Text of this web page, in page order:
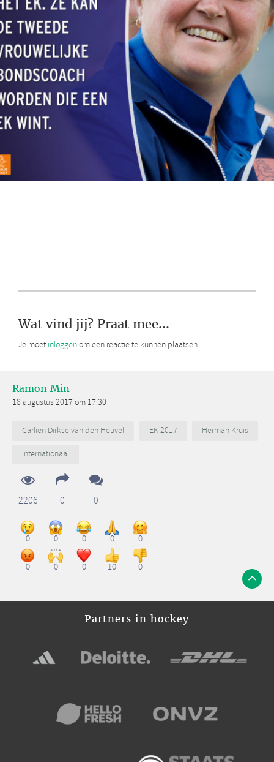
Wat vind jij? Praat mee...
Je moet inloggenom een reactie te kunnen plaatsen.
Ramon Min
18 augustus 2017 om 17:30
Carlien Dirkse van den Heuvel EK 2017
Herman Kruis
internationaal
2206 0 0
0 0 0 0 0
0 0 0 10 0
Partners in hockey